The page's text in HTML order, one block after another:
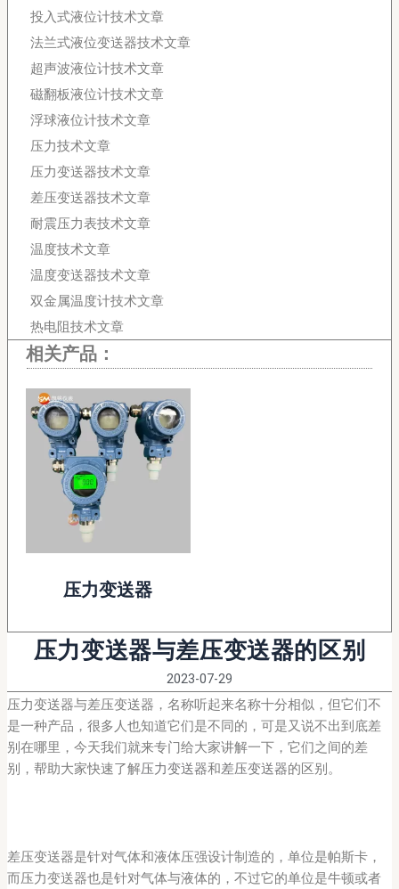
投入式液位计技术文章
法兰式液位变送器技术文章
超声波液位计技术文章
磁翻板液位计技术文章
浮球液位计技术文章
压力技术文章
压力变送器技术文章
差压变送器技术文章
耐震压力表技术文章
温度技术文章
温度变送器技术文章
双金属温度计技术文章
热电阻技术文章
相关产品：
压力变送器
压力变送器与差压变送器的区别
2023-07-29
压力变送器与差压变送器，名称听起来名称十分相似，但它们不
是一种产品，很多人也知道它们是不同的，可是又说不出到底差
别在哪里，今天我们就来专门给大家讲解一下，它们之间的差
别，帮助大家快速了解压力变送器和差压变送器的区别。
差压变送器是针对气体和液体压强设计制造的，单位是帕斯卡，
而压力变送器也是针对气体与液体的，不过它的单位是牛顿或者